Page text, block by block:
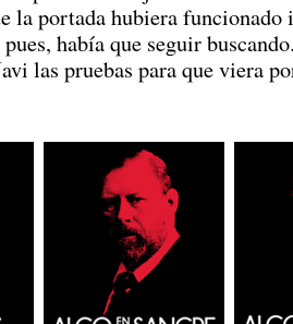
la portada hubiera funcionado
había que seguir
las pruebas para que viera